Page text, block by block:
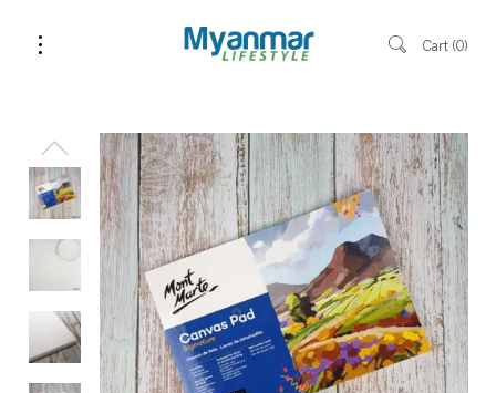
Cart 0